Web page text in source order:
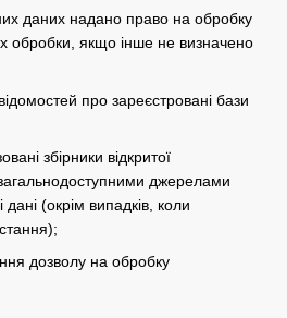
даних надано право на обробку
обробки, якщо інше не визначено
про зареєстровані бази
збірники відкритої
загальнодоступними джерелами
(окрім випадків, коли
дозволу на обробку